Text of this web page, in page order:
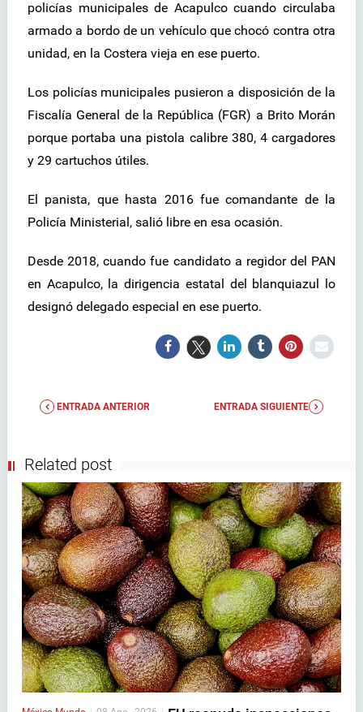
policías municipales de Acapulco cuando circulaba
armado a bordo de un vehículo que chocó contra otra
unidad, en la Costera vieja en ese puerto.
Los policías municipales pusieron a disposición de la
Fiscalía General de la República (FGR) a Brito Morán
porque portaba una pistola calibre 380, 4 cargadores
y 29 cartuchos útiles.
El panista, que hasta 2016 fue comandante de la
Policía Ministerial, salió libre en esa ocasión.
Desde 2018, cuando fue candidato a regidor del PAN
en Acapulco, la dirigencia estatal del blanquiazul lo
designó delegado especial en ese puerto.
ENTRADA ANTERIOR ENTRADA SIGUIENTE
Related post